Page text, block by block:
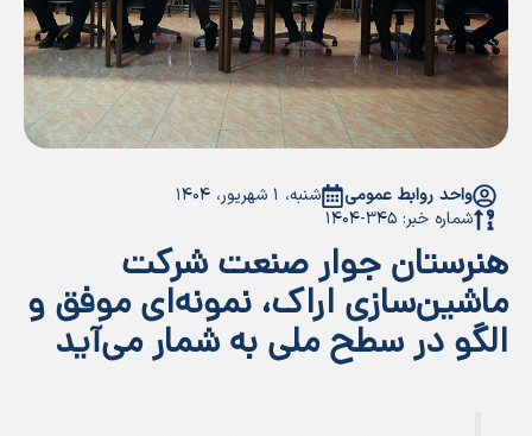
واحد روابط عمومی
شنبه، ۱ شهریور، ۱۴۰۴
شماره خبر: ۳۴۵-۱۴۰۴
هنرستان جوار صنعت شرکت
ماشین‌سازی اراک، نمونه‌ای موفق و
الگو در سطح ملی به شمار می‌آید